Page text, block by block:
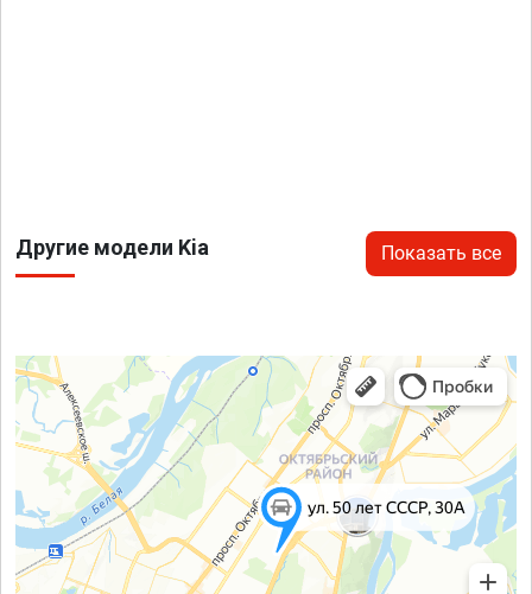
Другие модели Kia Показать все